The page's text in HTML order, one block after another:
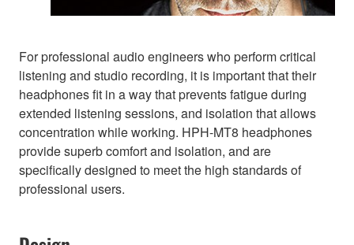
For professional audio engineers who perform critical
listening and studio recording, it is important that their
headphones fit in a way that prevents fatigue during
extended listening sessions, and isolation that allows
concentration while working. HPH-MT8 headphones
provide superb comfort and isolation, and are
specifically designed to meet the high standards of
professional users.